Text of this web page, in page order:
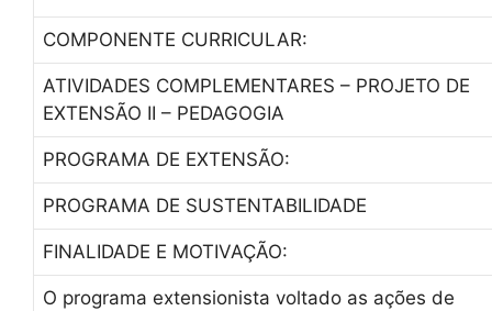
COMPONENTE CURRICULAR:
ATIVIDADES COMPLEMENTARES – PROJETO DE
EXTENSÃO II – PEDAGOGIA
PROGRAMA DE EXTENSÃO:
PROGRAMA DE SUSTENTABILIDADE
FINALIDADE E MOTIVAÇÃO:
O programa extensionista voltado as ações de